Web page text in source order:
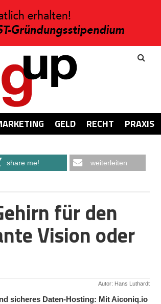
GELD RECHT PRAXIS
share me! weiterleiten
für den
Vision oder
Autor: Hans Luthardt
sicheres Daten-Hosting: Mit Aiconiq.io